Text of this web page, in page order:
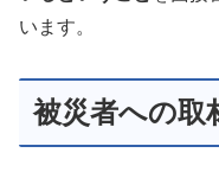
います。
被災者への取